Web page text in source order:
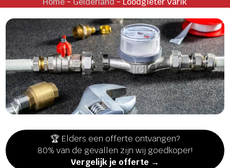
🏆 Elders een offerte ontvangen?
80% van de gevallen zijn wij goedkoper!
Vergelijk je offerte →